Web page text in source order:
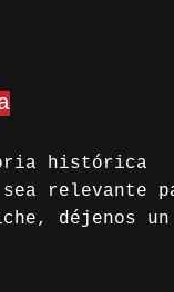
histórica
relevante
déjenos un